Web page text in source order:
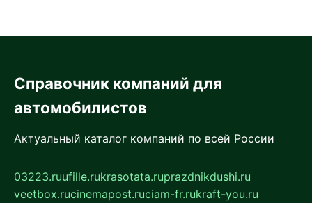
Справочник компаний для
автомобилистов
Актуальный каталог компаний по всей России
03223.ruufille.rukrasotata.ruprazdnikdushi.ru
veetbox.rucinemapost.ruciam-fr.rukraft-you.ru